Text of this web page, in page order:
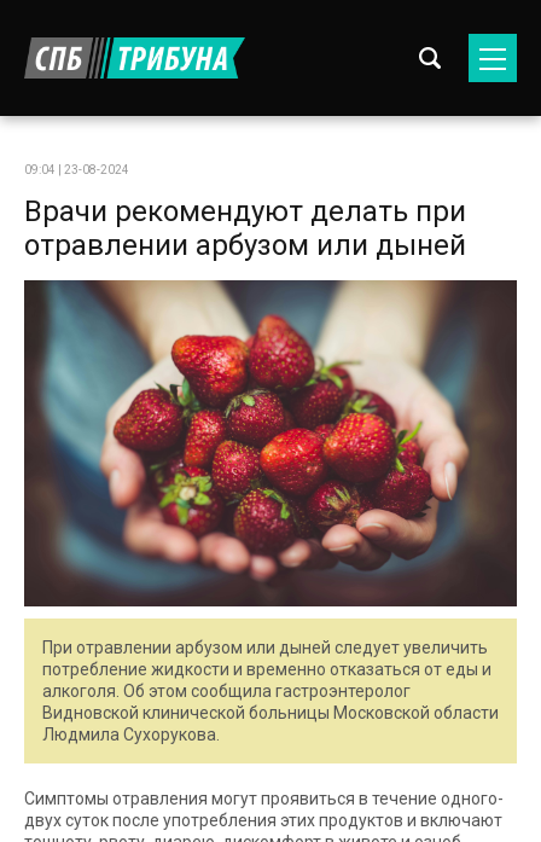
09:04 | 23-08-2024
Врачи рекомендуют делать при
отравлении арбузом или дыней
При отравлении арбузом или дыней следует увеличить
потребление жидкости и временно отказаться от еды и
алкоголя. Об этом сообщила гастроэнтеролог
Видновской клинической больницы Московской области
Людмила Сухорукова.
Симптомы отравления могут проявиться в течение одного-
двух суток после употребления этих продуктов и включают